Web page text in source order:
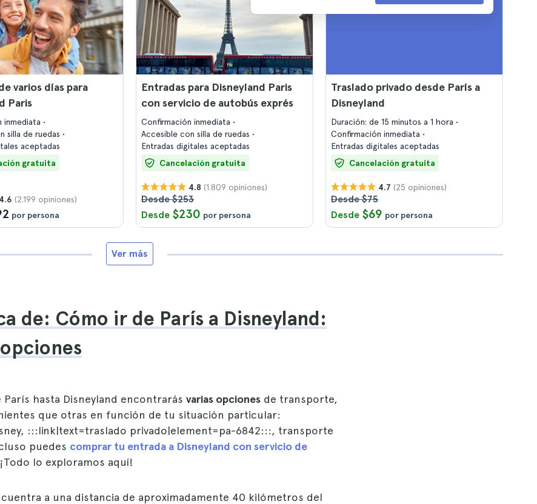
varios días para
Paris
inmediata
silla de ruedas
aceptadas
gratuita
4.6 (2.199 opiniones)
por persona
Entradas para Disneyland Paris
con servicio de autobús exprés
Confirmación inmediata
Accesible con silla de ruedas
Entradas digitales aceptadas
Cancelación gratuita
4.8 (1.809 opiniones)
Desde $253
Desde $230 por persona
Traslado privado desde París a
Disneyland
Duración: de 15 minutos a 1 hora
Confirmación inmediata
Entradas digitales aceptadas
Cancelación gratuita
4.7 (25 opiniones)
Desde $75
Desde $69 por persona
Ver más
de: Cómo ir de París a Disneyland:
París hasta Disneyland encontrarás varias opciones de transporte,
que otras en función de tu situación particular:
:::link|text=traslado privado|element=pa-6842:::, transporte
puedes comprar tu entrada a Disneyland con servicio de
¡Todo lo exploramos aquí!
a una distancia de aproximadamente 40 kilómetros del